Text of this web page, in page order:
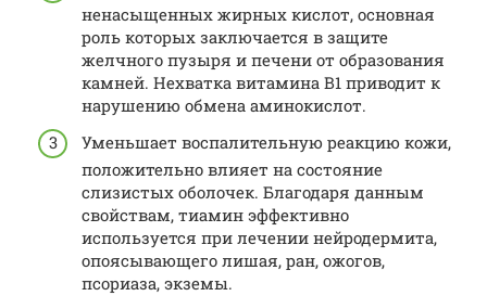
ненасыщенных жирных кислот, основная
роль которых заключается в защите
желчного пузыря и печени от образования
камней. Нехватка витамина В1 приводит к
нарушению обмена аминокислот.
Уменьшает воспалительную реакцию кожи,
положительно влияет на состояние
слизистых оболочек. Благодаря данным
свойствам, тиамин эффективно
используется при лечении нейродермита,
опоясывающего лишая, ран, ожогов,
псориаза, экземы.